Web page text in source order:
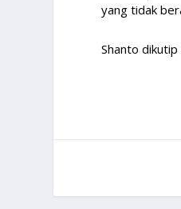
yang tidak
Shanto